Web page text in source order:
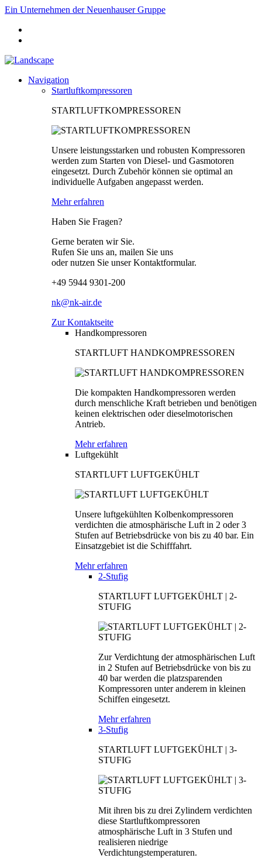
Ein Unternehmen der Neuenhauser Gruppe
Navigation
Startluftkompressoren
STARTLUFTKOMPRESSOREN
Unsere leistungsstarken und robusten Kompressoren
werden zum Starten von Diesel- und Gasmotoren
eingesetzt. Durch Zubehör können sie optimal an
individuelle Aufgaben angepasst werden.
Mehr erfahren
Haben Sie Fragen?
Gerne beraten wir Sie.
Rufen Sie uns an, mailen Sie uns
oder nutzen Sie unser Kontaktformular.
+49 5944 9301-200
nk@nk-air.de
Zur Kontaktseite
Handkompressoren
STARTLUFT HANDKOMPRESSOREN
Die kompakten Handkompressoren werden
durch menschliche Kraft betrieben und benötigen
keinen elektrischen oder dieselmotorischen
Antrieb.
Mehr erfahren
Luftgekühlt
STARTLUFT LUFTGEKÜHLT
Unsere luftgekühlten Kolbenkompressoren
verdichten die atmosphärische Luft in 2 oder 3
Stufen auf Betriebsdrücke von bis zu 40 bar. Ein
Einsatzgebiet ist die Schifffahrt.
Mehr erfahren
2-Stufig
STARTLUFT LUFTGEKÜHLT | 2-
STUFIG
Zur Verdichtung der atmosphärischen Luft
in 2 Stufen auf Betriebsdrücke von bis zu
40 bar werden die platzsparenden
Kompressoren unter anderem in kleinen
Schiffen eingesetzt.
Mehr erfahren
3-Stufig
STARTLUFT LUFTGEKÜHLT | 3-
STUFIG
Mit ihren bis zu drei Zylindern verdichten
diese Startluftkompressoren
atmosphärische Luft in 3 Stufen und
realisieren niedrige
Verdichtungstemperaturen.